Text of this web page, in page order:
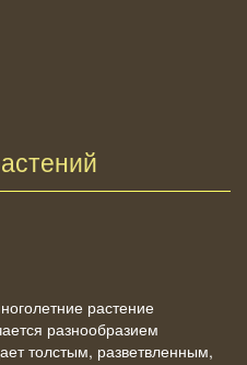
растение
разнообразием
толстым, разветвленным,